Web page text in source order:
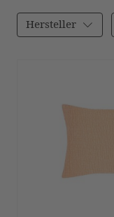
Hersteller